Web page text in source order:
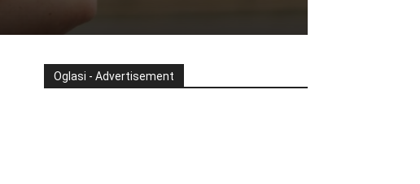
Oglasi - Advertisement